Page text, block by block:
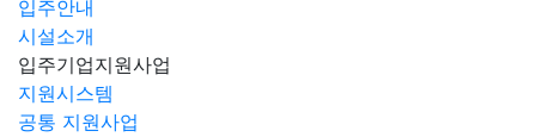
입주안내
시설소개
입주기업지원사업
지원시스템
공통 지원사업